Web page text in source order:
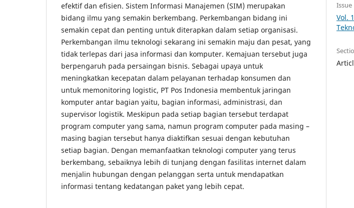
efektif dan efisien. Sistem Informasi Manajemen (SIM) merupakan
bidang ilmu yang semakin berkembang. Perkembangan bidang ini
semakin cepat dan penting untuk diterapkan dalam setiap organisasi.
Perkembangan ilmu teknologi sekarang ini semakin maju dan pesat, yang
tidak terlepas dari jasa informasi dan komputer. Kemajuan tersebut juga
berpengaruh pada persaingan bisnis. Sebagai upaya untuk
meningkatkan kecepatan dalam pelayanan terhadap konsumen dan
untuk memonitoring logistic, PT Pos Indonesia membentuk jaringan
komputer antar bagian yaitu, bagian informasi, administrasi, dan
supervisor logistik. Meskipun pada setiap bagian tersebut terdapat
program computer yang sama, namun program computer pada masing –
masing bagian tersebut hanya diaktifkan sesuai dengan kebutuhan
setiap bagian. Dengan memanfaatkan teknologi computer yang terus
berkembang, sebaiknya lebih di tunjang dengan fasilitas internet dalam
menjalin hubungan dengan pelanggan serta untuk mendapatkan
informasi tentang kedatangan paket yang lebih cepat.
Issue
Vol.